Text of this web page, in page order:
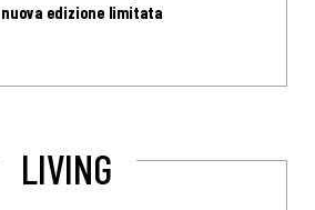
nuova edizione limitata
LIVING